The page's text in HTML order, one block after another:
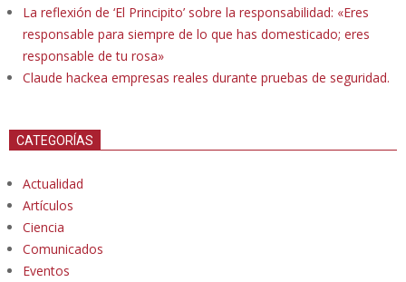
La reflexión de ‘El Principito’ sobre la responsabilidad: «Eres
responsable para siempre de lo que has domesticado; eres
responsable de tu rosa»
Claude hackea empresas reales durante pruebas de seguridad.
CATEGORÍAS
Actualidad
Artículos
Ciencia
Comunicados
Eventos